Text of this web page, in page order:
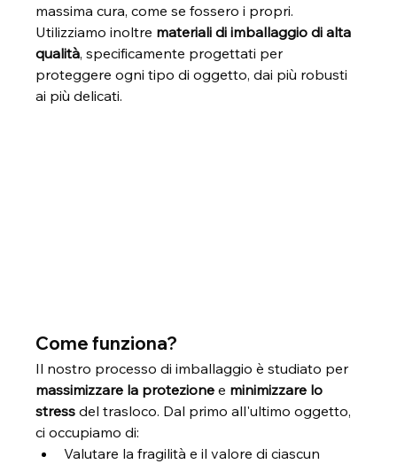
massima cura, come se fossero i propri.
Utilizziamo inoltre materiali di imballaggio di alta
qualità, specificamente progettati per
proteggere ogni tipo di oggetto, dai più robusti
ai più delicati.
Come funziona?
Il nostro processo di imballaggio è studiato per
massimizzare la protezione e minimizzare lo
stress del trasloco. Dal primo all'ultimo oggetto,
ci occupiamo di:
Valutare la fragilità e il valore di ciascun